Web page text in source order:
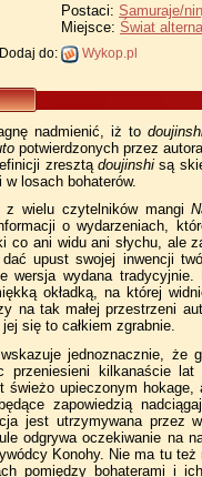
Postaci: Samuraje/
Miejsce: Świat
Dodaj do: Wykop.pl
nadmienić, iż to
potwierdzonych przez
zresztą doujinshi są
losach bohaterów.
z wielu czytelników mangi
o wydarzeniach,
co ani widu ani słychu, ale
dać upust swojej inwencji
wersja wydana
okładką, na której
na tak małej przestrzeni
się to całkiem zgrabnie.
jednoznacznie, że
przeniesieni kilkanaście lat
świeżo upieczonym
zapowiedzią
jest utrzymywana przez
odgrywa oczekiwanie na
Konohy. Nie ma tu też
pomiędzy bohaterami i